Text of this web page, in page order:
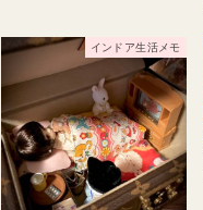
インドア生活メモ